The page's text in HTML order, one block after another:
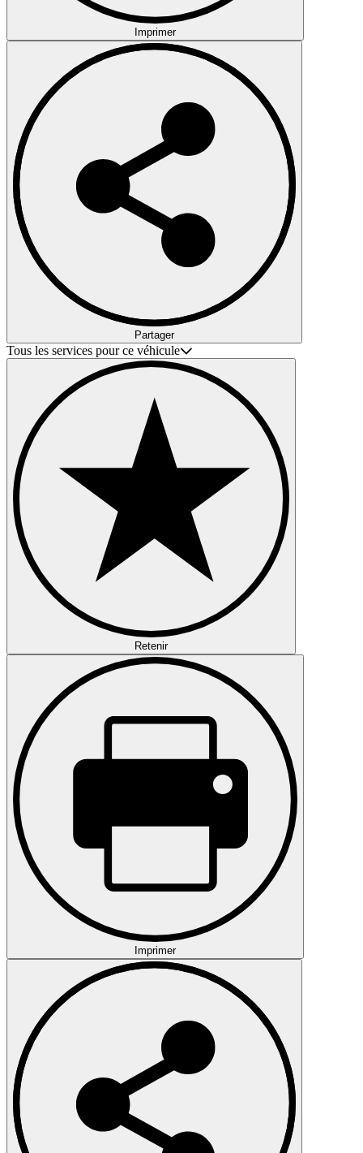
Imprimer
Partager
Tous les services pour ce véhicule
Retenir
Imprimer